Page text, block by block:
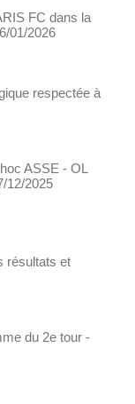
FC dans la
01/2026
respectée à
ASSE - OL
12/2025
résultats et
du 2e tour -